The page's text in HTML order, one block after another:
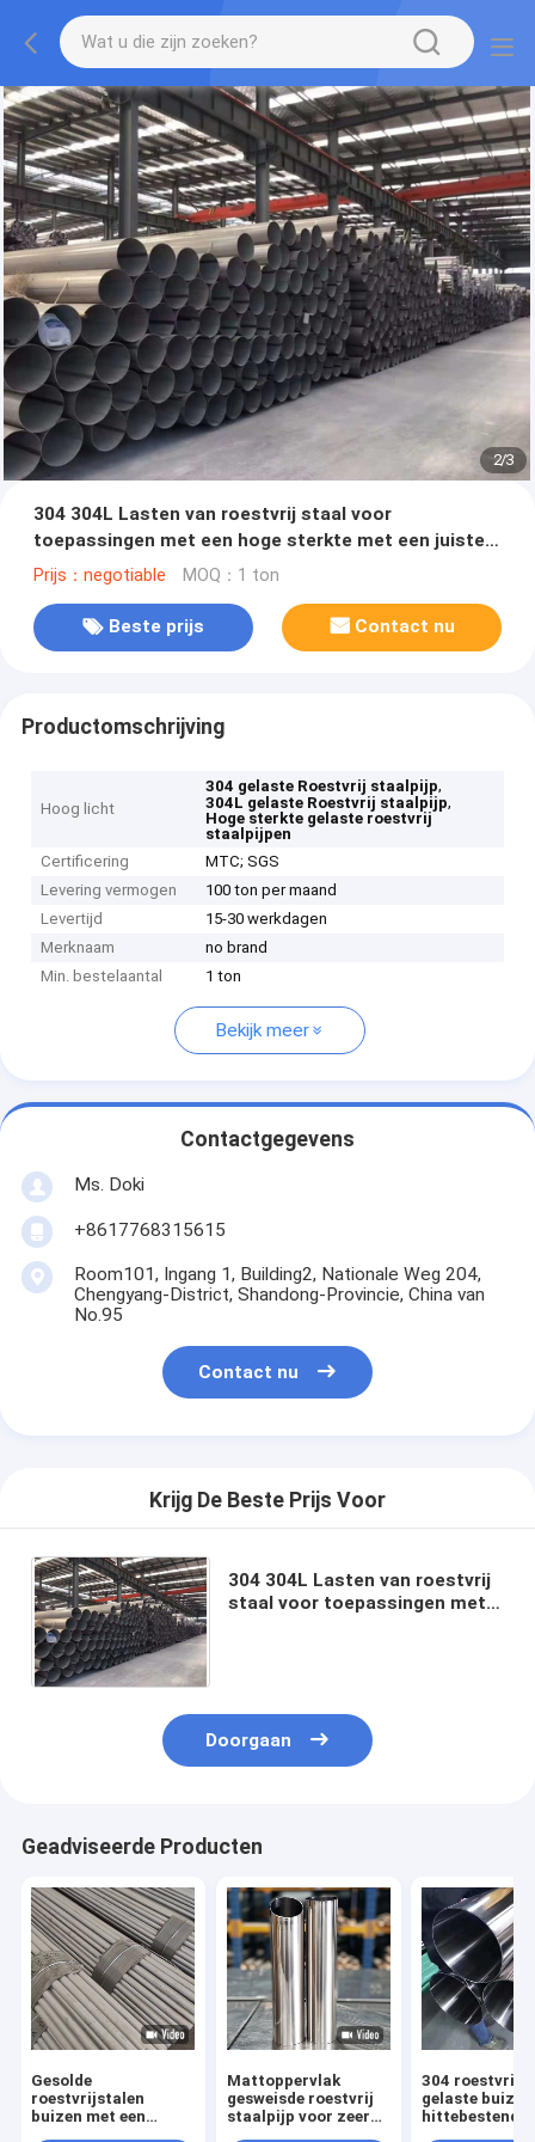
2/3
304 304L Lasten van roestvrij staal voor
toepassingen met een hoge sterkte met een juiste
warmtebehandeling
Prijs：negotiable MOQ：1 ton
Beste prijs Contact nu
Productomschrijving
Hoog licht
304 gelaste Roestvrij staalpijp,
304L gelaste Roestvrij staalpijp,
Hoge sterkte gelaste roestvrij
staalpijpen
Certificering
MTC; SGS
Levering vermogen
100 ton per maand
Levertijd
15-30 werkdagen
Merknaam
no brand
Min. bestelaantal
1 ton
Bekijk meer
Contactgegevens
Ms. Doki
+8617768315615
Room101, Ingang 1, Building2, Nationale Weg 204,
Chengyang-District, Shandong-Provincie, China van
No.95
Contact nu
Krijg De Beste Prijs Voor
304 304L Lasten van roestvrij
staal voor toepassingen met
Doorgaan
Geadviseerde Producten
Gesolde
roestvrijstalen
buizen met een
Mattoppervlak
gesweisde roestvrij
staalpijp voor zeer
304
gelaste